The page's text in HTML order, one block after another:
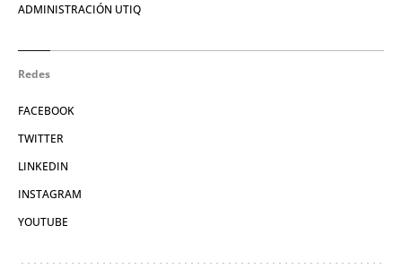
ADMINISTRACIÓN UTIQ
Redes
FACEBOOK
TWITTER
LINKEDIN
INSTAGRAM
YOUTUBE